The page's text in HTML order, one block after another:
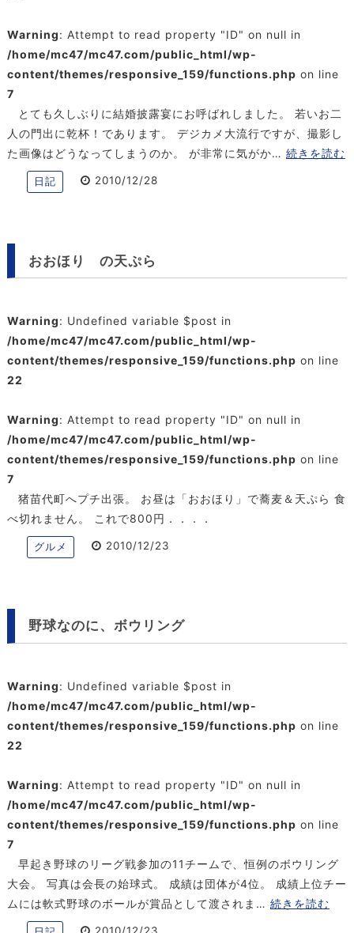
Warning: Attempt to read property "ID" on null in
/home/mc47/mc47.com/public_html/wp-
content/themes/responsive_159/functions.php on line
7
とても久しぶりに結婚披露宴にお呼ばれしました。 若いお二
人の門出に乾杯！であります。 デジカメ大流行ですが、撮影し
た画像はどうなってしまうのか。 が非常に気がか… 続きを読む
日記 2010/12/28
おおほり の天ぷら
Warning: Undefined variable $post in
/home/mc47/mc47.com/public_html/wp-
content/themes/responsive_159/functions.php on line
22
Warning: Attempt to read property "ID" on null in
/home/mc47/mc47.com/public_html/wp-
content/themes/responsive_159/functions.php on line
7
猪苗代町へプチ出張。 お昼は「おおほり」で蕎麦＆天ぷら 食
べ切れません。 これで800円．．．．
グルメ 2010/12/23
野球なのに、ボウリング
Warning: Undefined variable $post in
/home/mc47/mc47.com/public_html/wp-
content/themes/responsive_159/functions.php on line
22
Warning: Attempt to read property "ID" on null in
/home/mc47/mc47.com/public_html/wp-
content/themes/responsive_159/functions.php on line
7
早起き野球のリーグ戦参加の11チームで、恒例のボウリング
大会。 写真は会長の始球式。 成績は団体が4位。 成績上位チー
ムには軟式野球のボールが賞品として渡されま… 続きを読む
2010/12/23